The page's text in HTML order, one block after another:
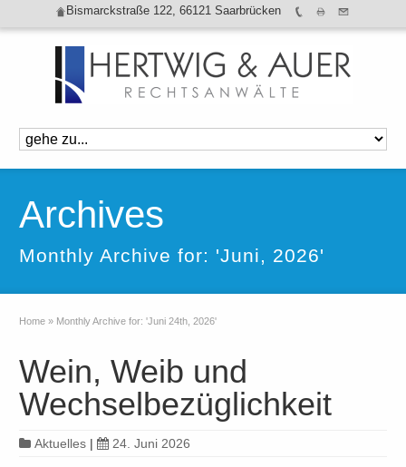
Bismarckstraße 122, 66121 Saarbrücken
Archives
Monthly Archive for: 'Juni, 2026'
Home » Monthly Archive for: 'Juni 24th, 2026'
Wein, Weib und
Wechselbezüglichkeit
Aktuelles | 24. Juni 2026